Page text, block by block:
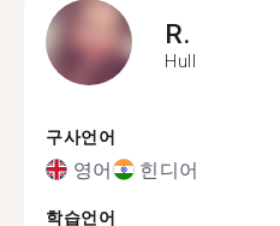
R.
Hull
구사언어
영어 힌디어
학습언어